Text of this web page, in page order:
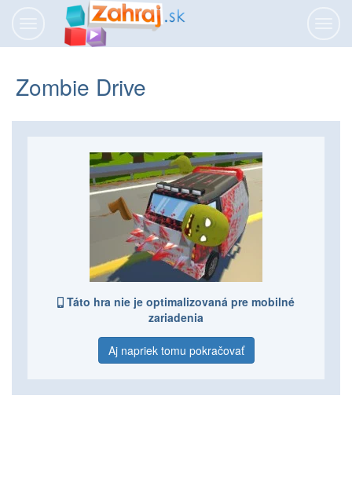
navigáciu
Zombie Drive
Táto hra nie je optimalizovaná pre mobilné
zariadenia
Aj napriek tomu pokračovať